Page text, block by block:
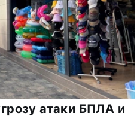
атаки БПЛА и